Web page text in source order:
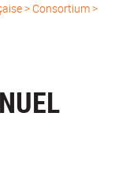
> Consortium >